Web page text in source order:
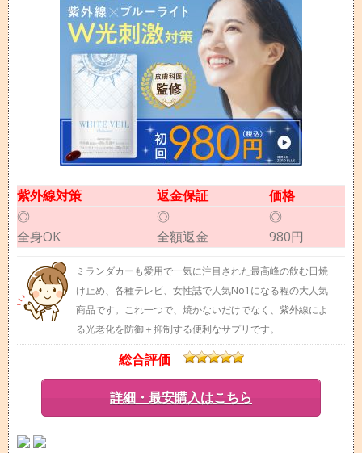
紫外線対策 返金保証
価格
◎
全身OK
◎
全額返金
◎
980円
ミランダカーも愛用で一気に注目された最高峰の飲む日焼
け止め、各種テレビ、女性誌で人気No1になる程の大人気
商品です。これ一つで、焼かないだけでなく、紫外線によ
る光老化を防御＋抑制する便利なサプリです。
総合評価
詳細・最安購入はこちら